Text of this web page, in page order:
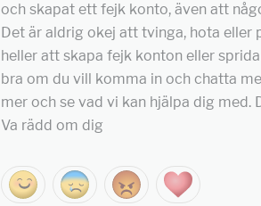
och skapat ett fejk konto, även att
Det är aldrig okej att tvinga, hota eller
heller att skapa fejk konton eller
bra om du vill komma in och chatta
mer och se vad vi kan hjälpa dig
Va rädd om dig